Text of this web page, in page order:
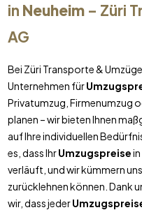
in Neuheim– Züri
AG
Bei Züri Transporte &
Unternehmen für
Privatumzug, Firmenumzug
planen – wir bieten Ihnen
auf Ihre individuellen
es, dass IhrUmzugspreisein
verläuft, und wir kümmern
zurücklehnen können. Dank
wir, dass jeder